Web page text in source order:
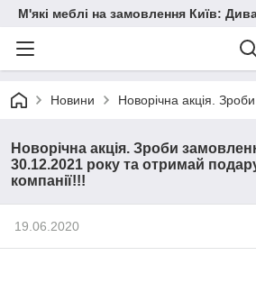
М'які меблі на замовлення Київ:
Новини Новорічна акція.
Новорічна акція. Зроби
30.12.2021 року та отримай
компанії!!!
19.06.2020